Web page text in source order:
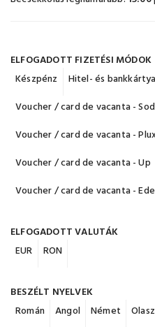
ELFOGADOTT FIZETÉSI MÓDOK
Készpénz
Hitel- és bankkártya
Voucher / card de vacanta -
Voucher / card de vacanta -
Voucher / card de vacanta - Up
Voucher / card de vacanta -
ELFOGADOTT VALUTÁK
EUR
RON
BESZÉLT NYELVEK
Román
Angol Német Olasz